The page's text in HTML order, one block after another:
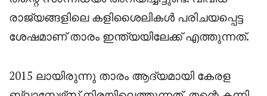
രാജ്യങ്ങളിലെ കളിശൈലികൾ പരിചയപ്പെട്ട
ശേഷമാണ് താരം ഇന്ത്യയിലേക്ക് എത്തുന്നത്.
2015 ലായിരുന്നു താരം ആദ്യമായി കേരള